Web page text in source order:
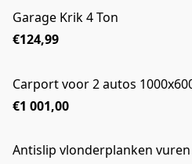
Garage Krik 4 Ton
€124,99
Carport voor 2 autos
€1 001,00
Antislip vlonderplanken vuren